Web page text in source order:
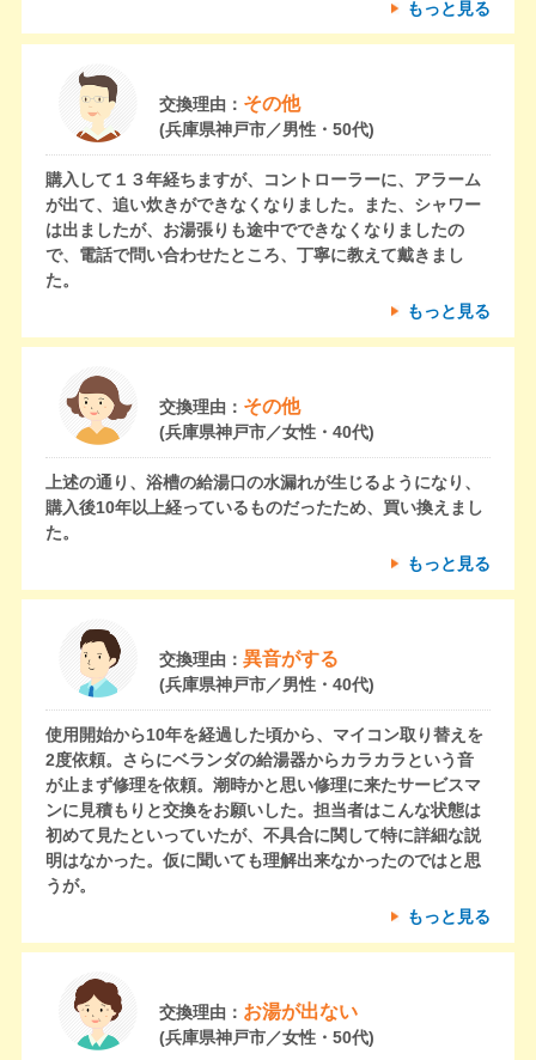
もっと見る
交換理由： その他
(兵庫県神戸市／男性・50代)
購入して１３年経ちますが、コントローラーに、アラーム
が出て、追い炊きができなくなりました。また、シャワー
は出ましたが、お湯張りも途中でできなくなりましたの
で、電話で問い合わせたところ、丁寧に教えて戴きまし
た。
もっと見る
交換理由： その他
(兵庫県神戸市／女性・40代)
上述の通り、浴槽の給湯口の水漏れが生じるようになり、
購入後10年以上経っているものだったため、買い換えまし
た。
もっと見る
交換理由： 異音がする
(兵庫県神戸市／男性・40代)
使用開始から10年を経過した頃から、マイコン取り替えを
2度依頼。さらにベランダの給湯器からカラカラという音
が止まず修理を依頼。潮時かと思い修理に来たサービスマ
ンに見積もりと交換をお願いした。担当者はこんな状態は
初めて見たといっていたが、不具合に関して特に詳細な説
明はなかった。仮に聞いても理解出来なかったのではと思
うが。
もっと見る
交換理由： お湯が出ない
(兵庫県神戸市／女性・50代)